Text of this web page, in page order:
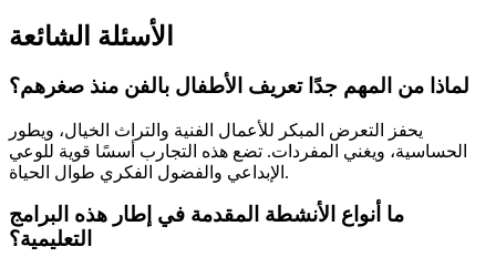
الأسئلة الشائعة
لماذا من المهم جدًا تعريف الأطفال بالفن منذ صغرهم؟
يحفز التعرض المبكر للأعمال الفنية والتراث الخيال، ويطور
الحساسية، ويغني المفردات. تضع هذه التجارب أسسًا قوية للوعي
الإبداعي والفضول الفكري طوال الحياة.
ما أنواع الأنشطة المقدمة في إطار هذه البرامج
التعليمية؟